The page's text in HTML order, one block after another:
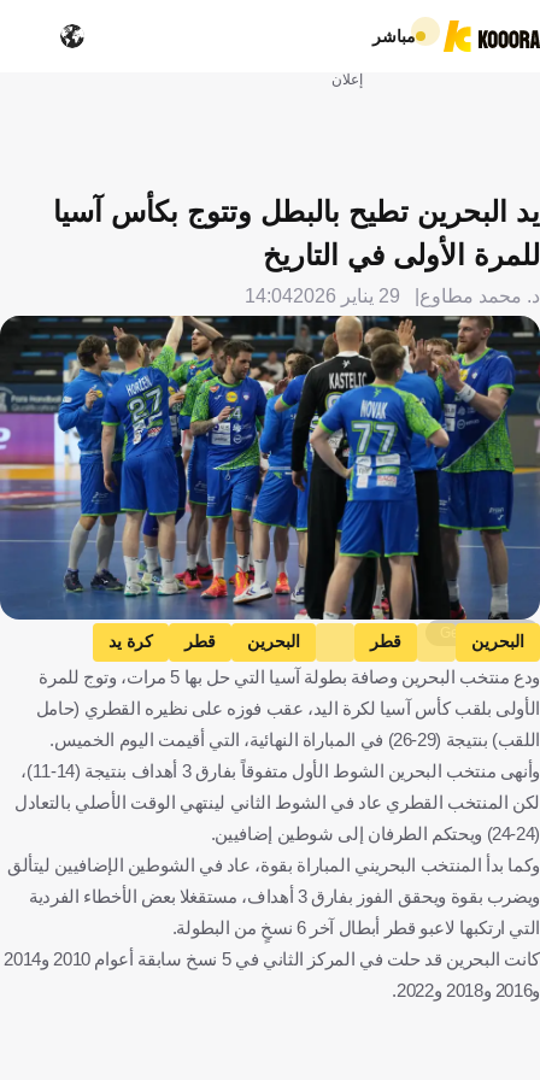
مباشر
إعلان
يد البحرين تطيح بالبطل وتتوج بكأس آسيا
للمرة الأولى في التاريخ
د. محمد مطاوع 29 يناير 2026 14:04
Getty Images
البحرين قطر البحرين قطر كرة يد
ودع منتخب البحرين وصافة بطولة آسيا التي حل بها 5 مرات، وتوج للمرة
الأولى بلقب كأس آسيا لكرة اليد، عقب فوزه على نظيره القطري (حامل
اللقب) بنتيجة (29-26) في المباراة النهائية، التي أقيمت اليوم الخميس.
وأنهى منتخب البحرين الشوط الأول متفوقاً بفارق 3 أهداف بنتيجة (14-11)،
لكن المنتخب القطري عاد في الشوط الثاني لينتهي الوقت الأصلي بالتعادل
(24-24) ويحتكم الطرفان إلى شوطين إضافيين.
وكما بدأ المنتخب البحريني المباراة بقوة، عاد في الشوطين الإضافيين ليتألق
ويضرب بقوة ويحقق الفوز بفارق 3 أهداف، مستقغلا بعض الأخطاء الفردية
التي ارتكبها لاعبو قطر أبطال آخر 6 نسخٍ من البطولة.
كانت البحرين قد حلت في المركز الثاني في 5 نسخ سابقة أعوام 2010 و2014
و2016 و2018 و2022.